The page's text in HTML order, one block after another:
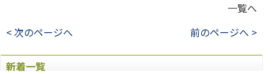
一覧へ
< 次のページへ
前のページへ >
新着一覧